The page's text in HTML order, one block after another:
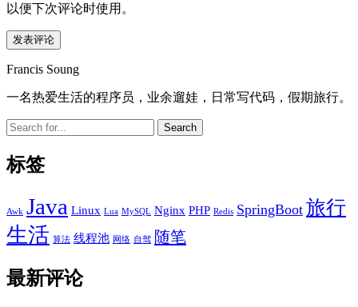
以便下次评论时使用。
Sidebar
Francis Soung
一名热爱生活的程序员，业余遛娃，日常写代码，假期旅行。
Search
标签
Awk Java Linux Lua MySQL Nginx PHP Redis SpringBoot 旅行
生活 算法 线程池 网络 自驾 随笔
最新评论